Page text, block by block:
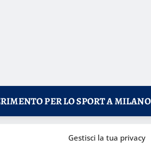
Gestisci la tua privacy
PER LO SPORT A MILANO
Four e salvezza